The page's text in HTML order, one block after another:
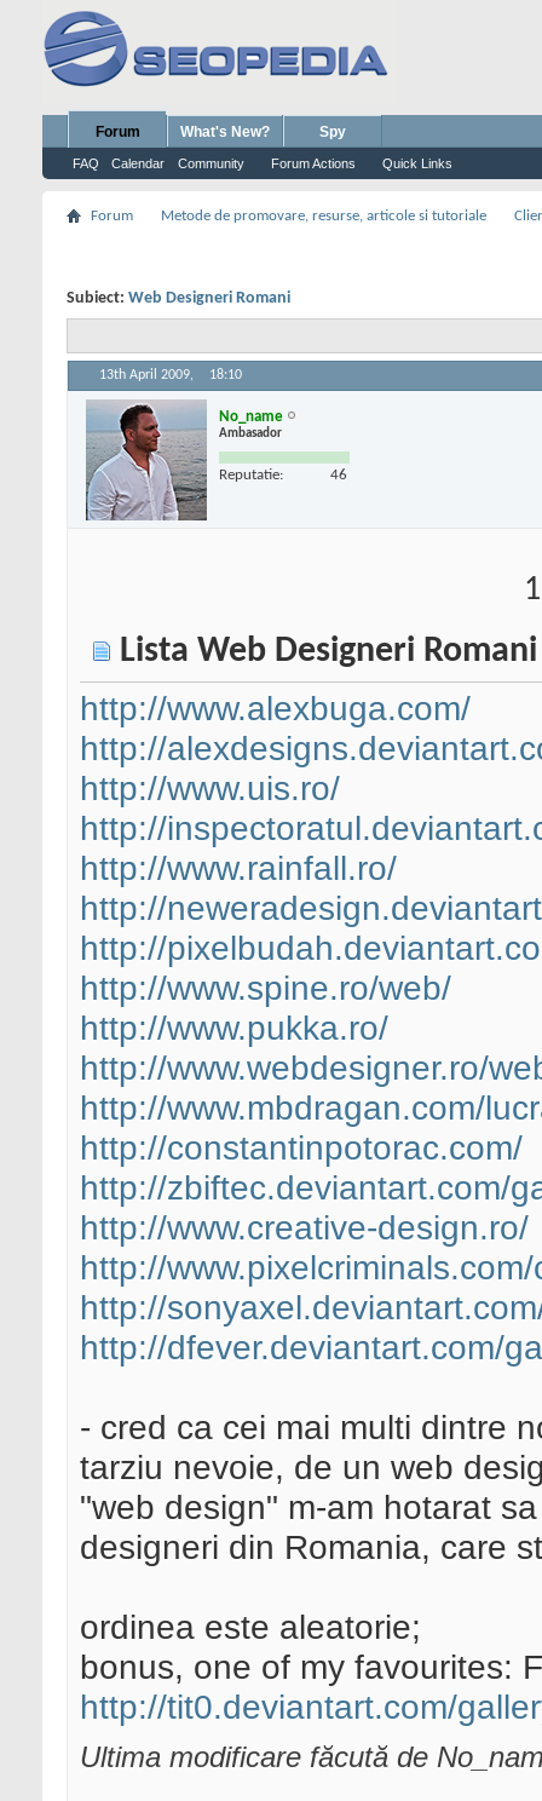
Forum
FAQ Calendar Community Forum Actions Quick Links
What's New? Spy
Forum Metode de promovare, resurse, articole si tutoriale
Subiect: Web Designeri Romani
13th April 2009, 18:10
No_name
Ambasador
Reputatie: 46
Lista Web Designeri Romani
http://www.alexbuga.com/
http://
http://www.uis.ro/
http://
http://www.rainfall.ro/
http://
http://
http://www.spine.ro/web/
http://www.pukka.ro/
http://www.webdesigner.ro/
http://www.mbdragan.com/
http://constantinpotorac.com/
http://zbiftec.deviantart.com/
http://www.creative-design.ro/
http://
http://
http://dfever.deviantart.com/
- cred ca cei mai multi dintre
tarziu nevoie, de un web
"web design" m-am hotarat
designeri din Romania, care
ordinea este aleatorie;
bonus, one of my favourites:
http://tit0.deviantart.com/
Ultima modificare făcută de